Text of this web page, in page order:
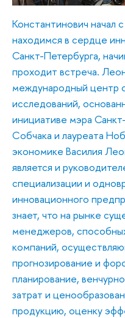
Константинович начал
находимся в сердце
Санкт-Петербурга,
проходит встреча.
международный центр
исследований,
инициативе мэра
Собчака и лауреата
экономике Василия
является и
специализации и
инновационного
знает, что на рынке
менеджеров,
компаний,
прогнозирование и
планирование,
затрат и
продукцию, оценку